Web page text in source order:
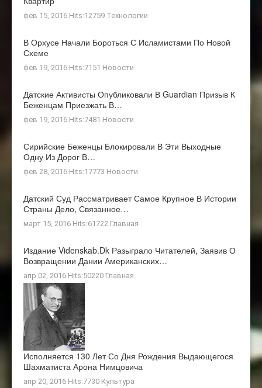
фев 15, 2016 Hits:12759 Технологии
В Орхусе Начали Бороться С Исламистами По Новой
Схеме
фев 19, 2016 Hits:7151 Новости
Датские Активисты Опубликовали В Guardian Призыв К
Беженцам Приезжать В…
фев 19, 2016 Hits:7481 Новости
Сирийские Беженцы Блокировали В Эти Выходные
Одну Из Дорог В…
фев 28, 2016 Hits:17773 Новости
Датский Суд Рассматривает Самое Крупное В Истории
Страны Дело, Связанное…
март 15, 2016 Hits:61722 Главная
Издание Videnskab.dk Разыграло Читателей, Заявив О
Возвращении Дании Американских…
апр 02, 2016 Hits:50220 Главная
Исполняется 130 Лет Со Дня Рождения Выдающегося
Шахматиста Арона Нимцовича
апр 20, 2016 Hits:7730 Культура